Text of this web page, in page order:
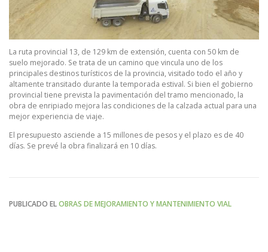
La ruta provincial 13, de 129 km de extensión, cuenta con 50 km de
suelo mejorado. Se trata de un camino que vincula uno de los
principales destinos turísticos de la provincia, visitado todo el año y
altamente transitado durante la temporada estival. Si bien el gobierno
provincial tiene prevista la pavimentación del tramo mencionado, la
obra de enripiado mejora las condiciones de la calzada actual para una
mejor experiencia de viaje.
El presupuesto asciende a 15 millones de pesos y el plazo es de 40
días. Se prevé la obra finalizará en 10 días.
PUBLICADO ELOBRAS DE MEJORAMIENTO Y MANTENIMIENTO VIAL